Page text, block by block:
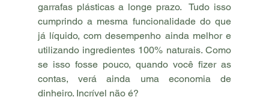
garrafas plásticas a longe prazo.  Tudo isso
cumprindo a mesma funcionalidade do que
já líquido, com desempenho ainda melhor e
utilizando ingredientes 100% naturais. Como
se isso fosse pouco, quando você fizer as
contas, verá ainda uma economia de
dinheiro. Incrível não é?